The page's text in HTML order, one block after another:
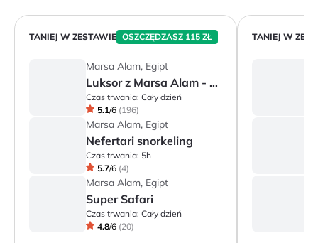
TANIEJ W ZESTAWIE OSZCZĘDZASZ 115 ZŁ
Marsa Alam, Egipt
Luksor z Marsa Alam - Dolina Królów i świątynie Egipskie
Czas trwania: Cały dzień
5.1/6 (196)
Marsa Alam, Egipt
Nefertari snorkeling
Czas trwania: 5h
5.7/6 (4)
Marsa Alam, Egipt
Super Safari
Czas trwania: Cały dzień
4.8/6 (20)
TANIEJ W